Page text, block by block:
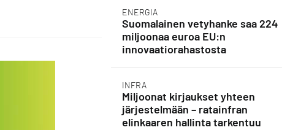
ENERGIA
Suomalainen vetyhanke saa 224
miljoonaa euroa EU:n
innovaatiorahastosta
INFRA
Miljoonat kirjaukset yhteen
järjestelmään – ratainfran
elinkaaren hallinta tarkentuu